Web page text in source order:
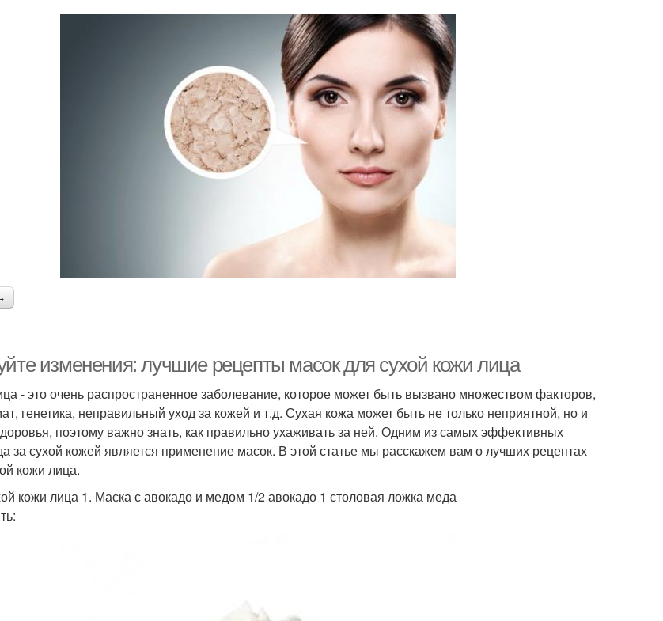
изменения: лучшие рецепты масок для сухой кожи лица
- это очень распространенное заболевание, которое может быть вызвано множеством факторов,
генетика, неправильный уход за кожей и т.д. Сухая кожа может быть не только неприятной, но и
поэтому важно знать, как правильно ухаживать за ней. Одним из самых эффективных
за сухой кожей является применение масок. В этой статье мы расскажем вам о лучших рецептах
кожи лица.
кожи лица 1. Маска с авокадо и медом 1/2 авокадо 1 столовая ложка меда